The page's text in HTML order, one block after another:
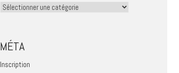
Categoria
MÉTA
Inscription